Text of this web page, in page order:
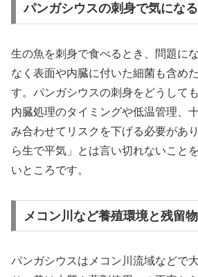
パンガシウスの刺身で気にな
生の魚を刺身で食べるとき、問題に
なく表面や内臓に付いた細菌も含め
す。パンガシウスの刺身をどうして
内臓処理のタイミングや低温管理、
み合わせてリスクを下げる必要があ
ら生で平気」とは言い切れないこと
いところです。
メコン川など養殖環境と残留
パンガシウスはメコン川流域などで